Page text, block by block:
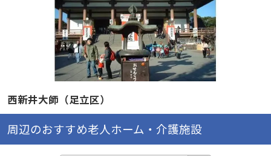
西新井大師（足立区）
周辺のおすすめ老人ホーム・介護施設